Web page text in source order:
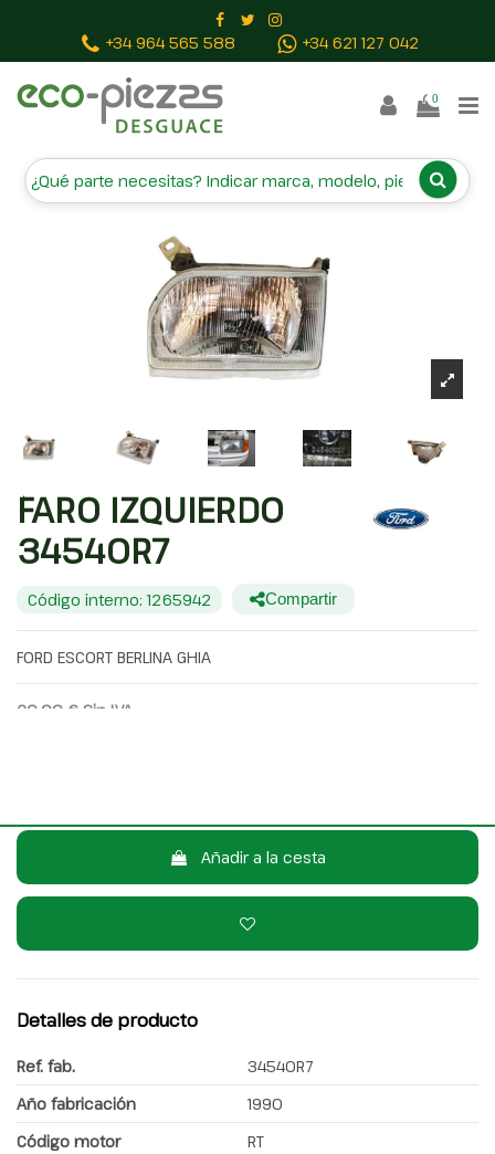
+34 964 565 588 +34 621 127 042
0
FARO IZQUIERDO 34540R7
FARO IZQUIERDO
34540R7
Código interno: 1265942 Compartir
FORD ESCORT BERLINA GHIA
20,00 € Sin IVA
Añadir a la cesta
Detalles de producto
Ref. fab.
34540R7
Año fabricación
1990
Código motor
RT